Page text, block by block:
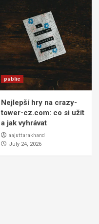
public
Nejlepší hry na crazy-
tower-cz.com: co si užít
a jak vyhrávat
aajuttarakhand
July 24, 2026